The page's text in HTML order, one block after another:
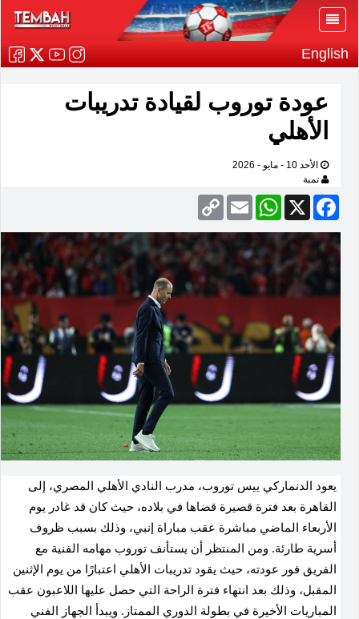
English
عودة توروب لقيادة تدريبات
الأهلي
الأحد 10 - مايو - 2026
تمبة
Facebook
X
WhatsApp
Email
Copy
Link
يعود الدنماركي ييس توروب، مدرب النادي الأهلي المصري، إلى
القاهرة بعد فترة قصيرة قضاها في بلاده، حيث كان قد غادر يوم
الأربعاء الماضي مباشرة عقب مباراة إنبي، وذلك بسبب ظروف
أسرية طارئة. ومن المنتظر أن يستأنف توروب مهامه الفنية مع
الفريق فور عودته، حيث يقود تدريبات الأهلي اعتبارًا من يوم الإثنين
المقبل، وذلك بعد انتهاء فترة الراحة التي حصل عليها اللاعبون عقب
المباريات الأخيرة في بطولة الدوري الممتاز. ويبدأ الجهاز الفني